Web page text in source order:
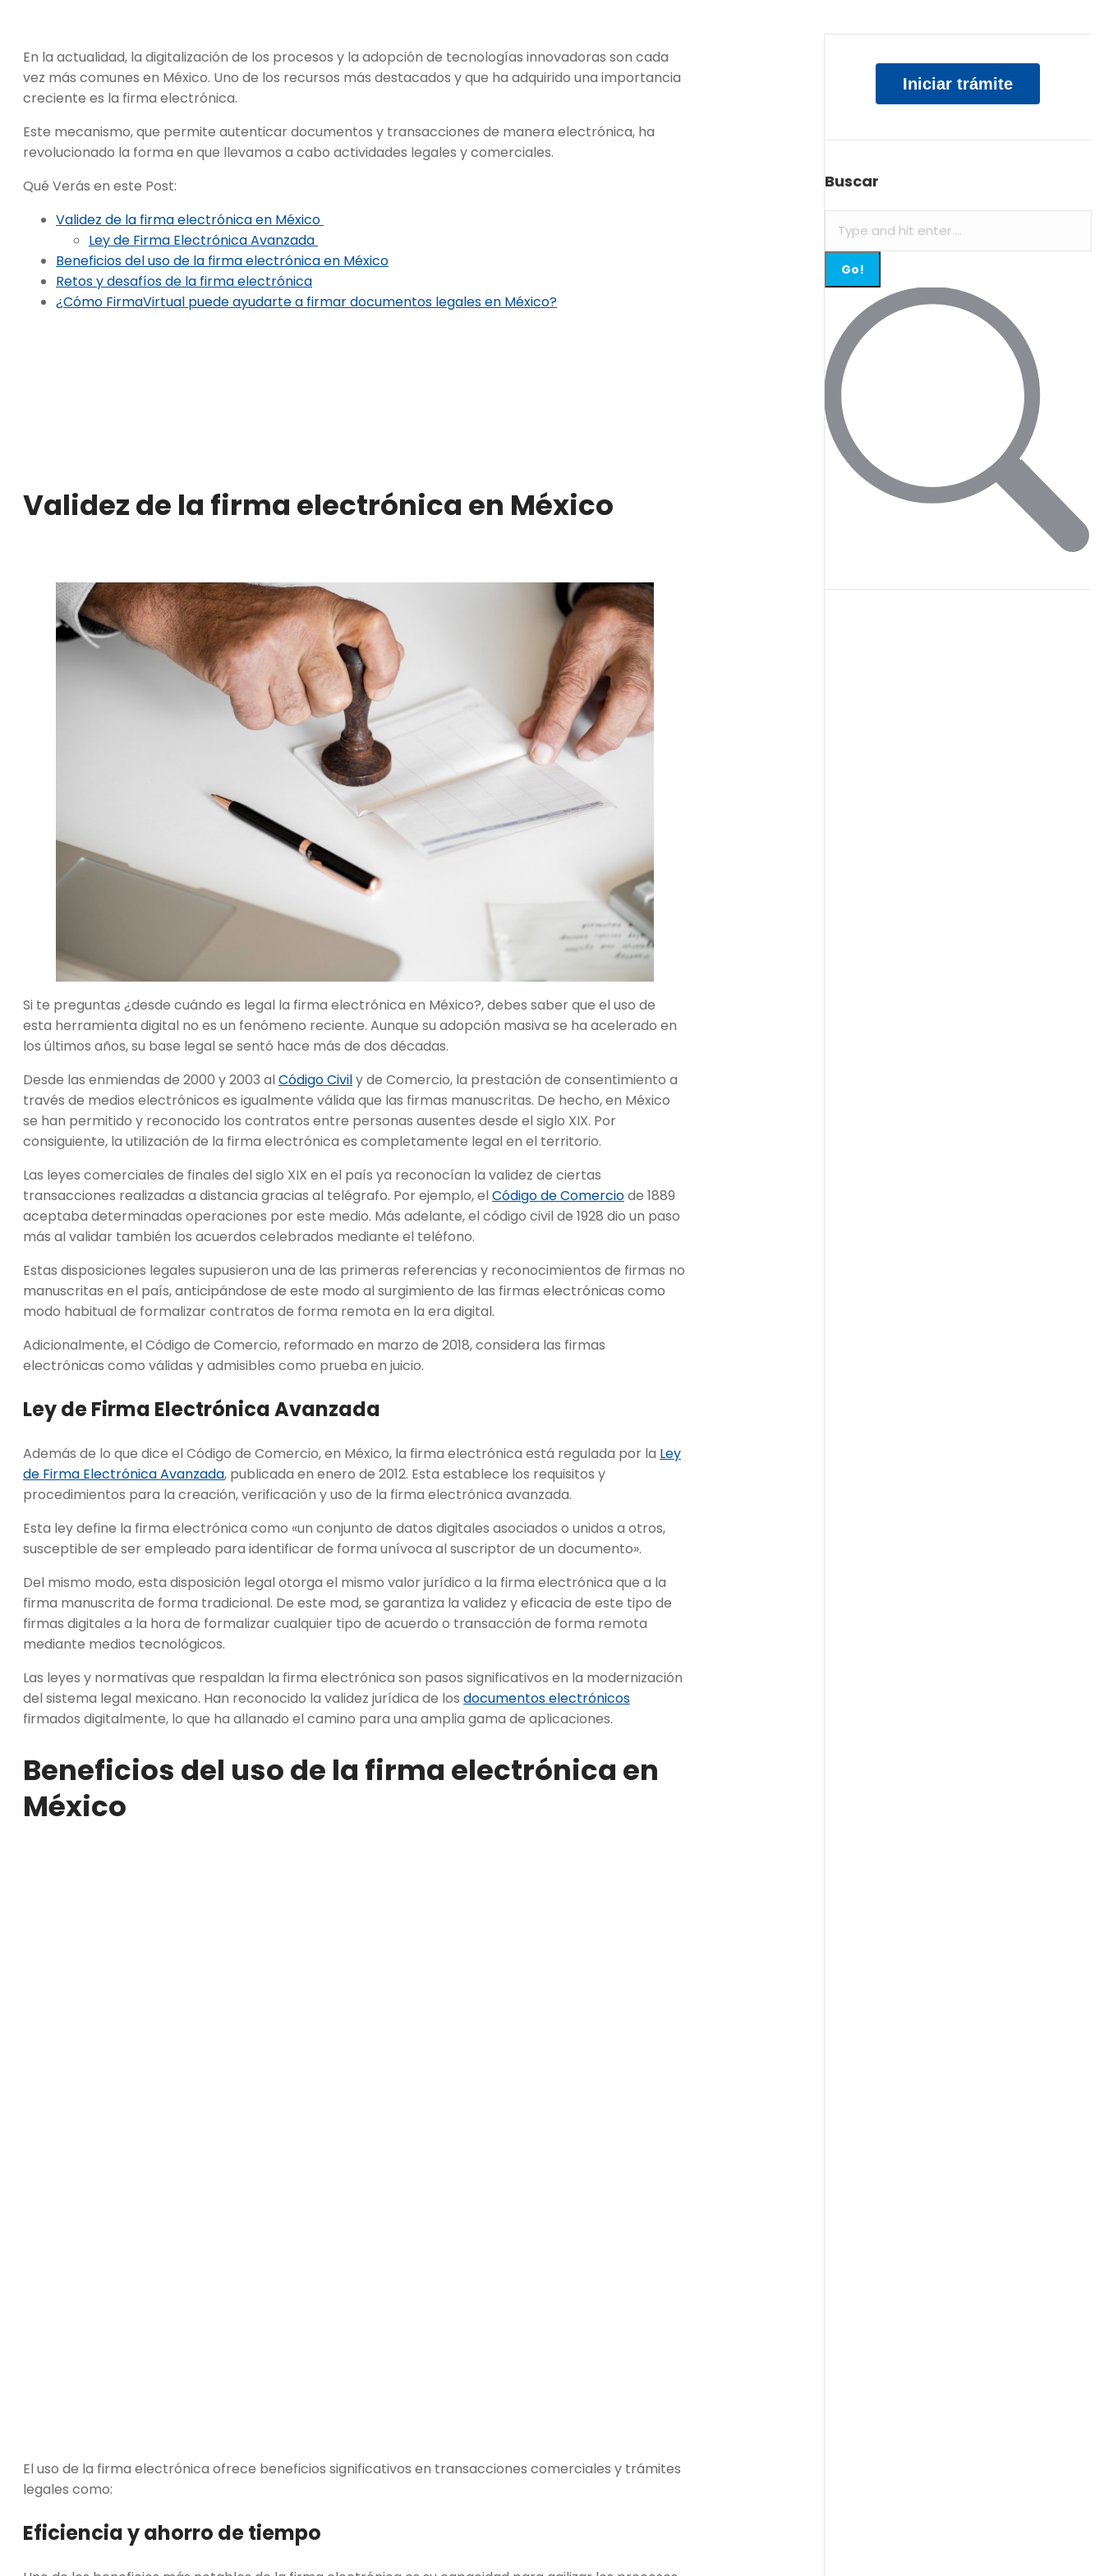
En la actualidad, la digitalización de los procesos y la adopción de tecnologías innovadoras son cada
vez más comunes en México. Uno de los recursos más destacados y que ha adquirido una importancia
creciente es la firma electrónica.
Este mecanismo, que permite autenticar documentos y transacciones de manera electrónica, ha
revolucionado la forma en que llevamos a cabo actividades legales y comerciales.
Qué Verás en este Post:
Validez de la firma electrónica en México
Ley de Firma Electrónica Avanzada
Beneficios del uso de la firma electrónica en México
Retos y desafíos de la firma electrónica
¿Cómo FirmaVirtual puede ayudarte a firmar documentos legales en México?
Validez de la firma electrónica en México
Si te preguntas ¿desde cuándo es legal la firma electrónica en México?, debes saber que el uso de
esta herramienta digital no es un fenómeno reciente. Aunque su adopción masiva se ha acelerado en
los últimos años, su base legal se sentó hace más de dos décadas.
Desde las enmiendas de 2000 y 2003 alCódigo Civily de Comercio, la prestación de consentimiento a
través de medios electrónicos es igualmente válida que las firmas manuscritas. De hecho, en México
se han permitido y reconocido los contratos entre personas ausentes desde el siglo XIX. Por
consiguiente, la utilización de la firma electrónica es completamente legal en el territorio.
Las leyes comerciales de finales del siglo XIX en el país ya reconocían la validez de ciertas
transacciones realizadas a distancia gracias al telégrafo. Por ejemplo, elCódigo de Comerciode 1889
aceptaba determinadas operaciones por este medio. Más adelante, el código civil de 1928 dio un paso
más al validar también los acuerdos celebrados mediante el teléfono.
Estas disposiciones legales supusieron una de las primeras referencias y reconocimientos de firmas no
manuscritas en el país, anticipándose de este modo al surgimiento de las firmas electrónicas como
modo habitual de formalizar contratos de forma remota en la era digital.
Adicionalmente, el Código de Comercio, reformado en marzo de 2018, considera las firmas
electrónicas como válidas y admisibles como prueba en juicio.
Ley de Firma Electrónica Avanzada
Además de lo que dice el Código de Comercio, en México, la firma electrónica está regulada por la Ley
de Firma Electrónica Avanzada, publicada en enero de 2012. Esta establece los requisitos y
procedimientos para la creación, verificación y uso de la firma electrónica avanzada.
Esta ley define la firma electrónica como «un conjunto de datos digitales asociados o unidos a otros,
susceptible de ser empleado para identificar de forma unívoca al suscriptor de un documento».
Del mismo modo, esta disposición legal otorga el mismo valor jurídico a la firma electrónica que a la
firma manuscrita de forma tradicional. De este mod, se garantiza la validez y eficacia de este tipo de
firmas digitales a la hora de formalizar cualquier tipo de acuerdo o transacción de forma remota
mediante medios tecnológicos.
Las leyes y normativas que respaldan la firma electrónica son pasos significativos en la modernización
del sistema legal mexicano. Han reconocido la validez jurídica de los documentos electrónicos
firmados digitalmente, lo que ha allanado el camino para una amplia gama de aplicaciones.
Beneficios del uso de la firma electrónica en
México
El uso de la firma electrónica ofrece beneficios significativos en transacciones comerciales y trámites
legales como:
Eficiencia y ahorro de tiempo
Iniciar trámite
Buscar